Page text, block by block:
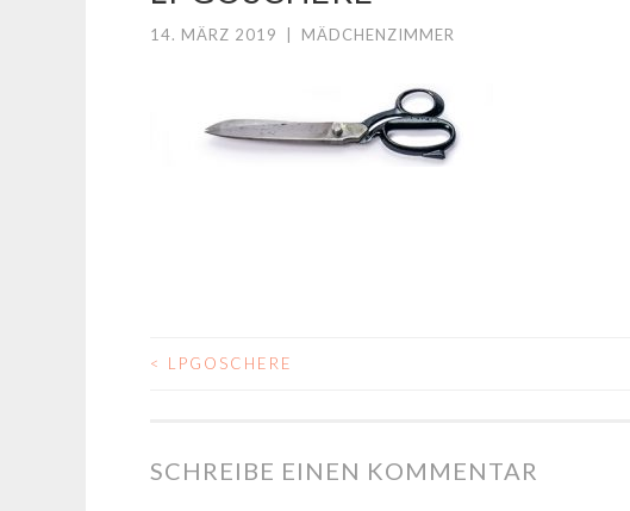
14. MÄRZ 2019 MÄDCHENZIMMER
BEITRAGSNAVIGATION
< LPGOSCHERE
SCHREIBE EINEN KOMMENTAR